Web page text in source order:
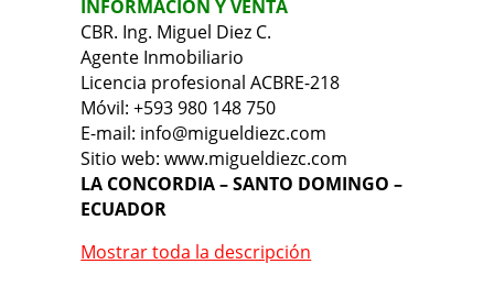
INFORMACIÓN Y VENTA
CBR. Ing. Miguel Diez C.
Agente Inmobiliario
Licencia profesional ACBRE-218
Móvil: +593 980 148 750
E-mail: info@migueldiezc.com
Sitio web: www.migueldiezc.com
LA CONCORDIA – SANTO DOMINGO –
ECUADOR
Mostrar toda la descripción